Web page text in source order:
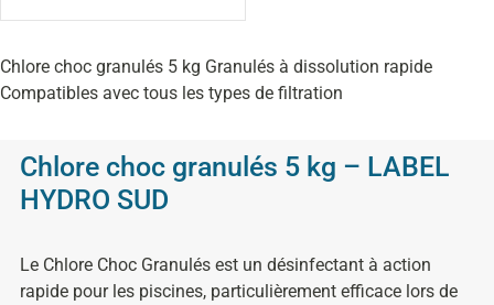
Chlore choc granulés 5 kg Granulés à dissolution rapide
Compatibles avec tous les types de filtration
Chlore choc granulés 5 kg – LABEL
HYDRO SUD
Le Chlore Choc Granulés est un désinfectant à action
rapide pour les piscines, particulièrement efficace lors de